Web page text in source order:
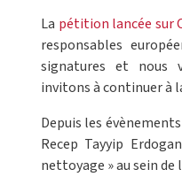
La pétition lancée sur
responsables
signatures et nous
invitons à continuer à
Depuis les
Recep Tayyip
nettoyage » au sein